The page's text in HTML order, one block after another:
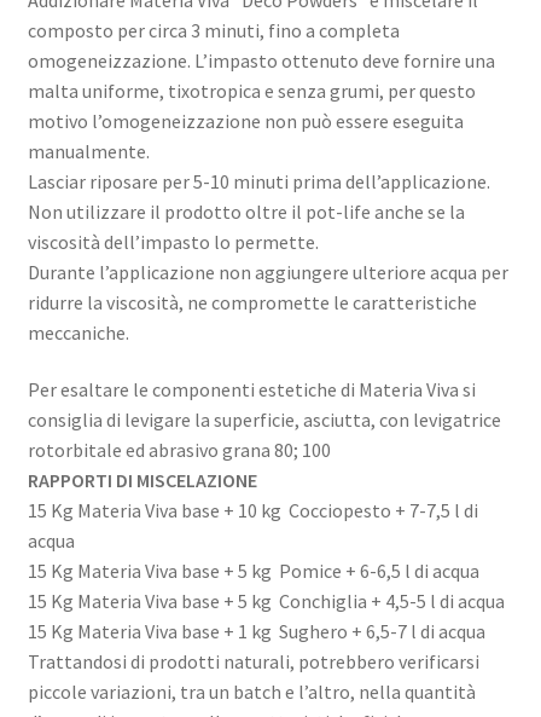
composto per circa 3 minuti, fino a completa
omogeneizzazione. L’impasto ottenuto deve fornire una
malta uniforme, tixotropica e senza grumi, per questo
motivo l’omogeneizzazione non può essere eseguita
manualmente.
Lasciar riposare per 5-10 minuti prima dell’applicazione.
Non utilizzare il prodotto oltre il pot-life anche se la
viscosità dell’impasto lo permette.
Durante l’applicazione non aggiungere ulteriore acqua per
ridurre la viscosità, ne compromette le caratteristiche
meccaniche.
Per esaltare le componenti estetiche di Materia Viva si
consiglia di levigare la superficie, asciutta, con levigatrice
rotorbitale ed abrasivo grana 80; 100
RAPPORTI DI MISCELAZIONE
15 Kg Materia Viva base + 10 kg Cocciopesto + 7-7,5 l di
acqua
15 Kg Materia Viva base + 5 kg Pomice + 6-6,5 l di acqua
15 Kg Materia Viva base + 5 kg Conchiglia + 4,5-5 l di acqua
15 Kg Materia Viva base + 1 kg Sughero + 6,5-7 l di acqua
Trattandosi di prodotti naturali, potrebbero verificarsi
piccole variazioni, tra un batch e l’altro, nella quantità